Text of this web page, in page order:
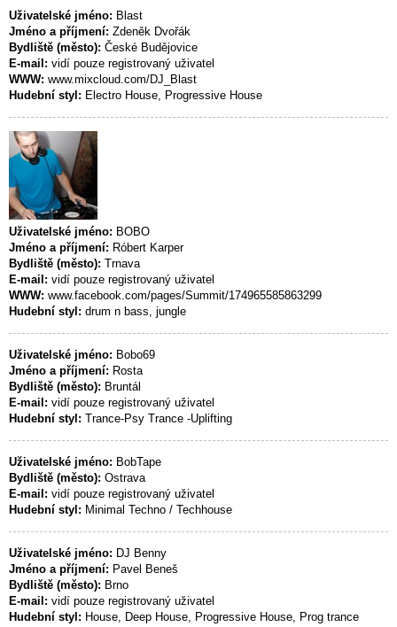
Uživatelské jméno: Blast
Jméno a příjmení: Zdeněk Dvořák
Bydliště (město): České Budějovice
E-mail: vidí pouze registrovaný uživatel
WWW: www.mixcloud.com/DJ_Blast
Hudební styl: Electro House, Progressive House
Uživatelské jméno: BOBO
Jméno a příjmení: Róbert Karper
Bydliště (město): Trnava
E-mail: vidí pouze registrovaný uživatel
WWW: www.facebook.com/pages/Summit/174965585863299
Hudební styl: drum n bass, jungle
Uživatelské jméno: Bobo69
Jméno a příjmení: Rosta
Bydliště (město): Bruntál
E-mail: vidí pouze registrovaný uživatel
Hudební styl: Trance-Psy Trance -Uplifting
Uživatelské jméno: BobTape
Bydliště (město): Ostrava
E-mail: vidí pouze registrovaný uživatel
Hudební styl: Minimal Techno / Techhouse
Uživatelské jméno: DJ Benny
Jméno a příjmení: Pavel Beneš
Bydliště (město): Brno
E-mail: vidí pouze registrovaný uživatel
Hudební styl: House, Deep House, Progressive House, Prog trance